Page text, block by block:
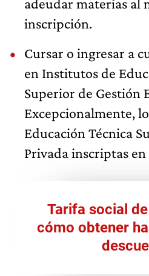
adeudar materias al
inscripción.
Cursar o ingresar a
en Institutos de
Superior de Gestión
Excepcionalmente,
Educación Técnica
Privada inscriptas en
Tarifa social
cómo obtener